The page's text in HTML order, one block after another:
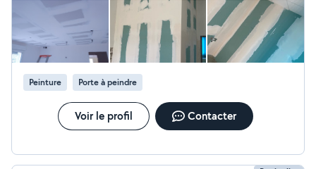
suspendu ext.. -bande a joint -collant charges et finition
-enuit tout les murs ratissage -Peinture -ponsage avec le
girafe -peinture tout les murs intérieurs -pose de toile
de verre -pose de papier peint ext... -Devis gratuit et
plus rapide possible -Pour tout vous projet n hésitez pas
à me contacter par téléphone ou par mail.
Peinture Porte à peindre
Voir le profil Contacter